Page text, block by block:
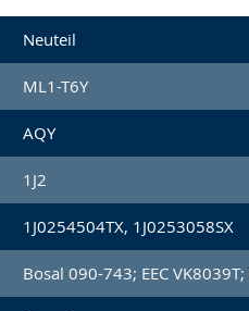
Neuteil
ML1-T6Y
AQY
1J2
1J0254504TX, 1J0253058SX
Bosal 090-743; EEC